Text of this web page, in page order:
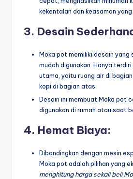
kekentalan dan keasaman
3. Desain
Moka pot memiliki desain yang
mudah digunakan. Hanya
utama, yaitu ruang air di
kopi di bagian atas.
Desain ini membuat Moka pot
digunakan di rumah atau saat
4. Hemat Biaya:
Dibandingkan dengan mesin
Moka pot adalah pilihan yang
menghitung harga sekali beli